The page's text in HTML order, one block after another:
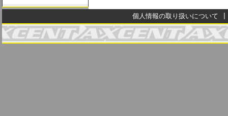
個人情報の取り扱いについて